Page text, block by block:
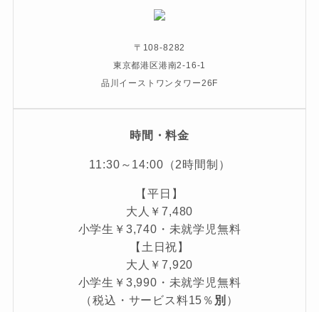
〒108-8282
東京都港区港南2-16-1
品川イーストワンタワー26F
時間・料金
11:30～14:00（2時間制）
【平日】
大人￥7,480
小学生￥3,740・未就学児無料
【土日祝】
大人￥7,920
小学生￥3,990・未就学児無料
（税込・サービス料15％ 別 ）